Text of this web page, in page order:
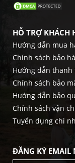
HỖ TRỢ KHÁCH
Hướng dẫn mua
Chính sách bảo
Hướng dẫn thanh
Chính sách bảo
Hướng dẫn bảo
Chính sách vận
Tuyển dụng chi
ĐĂNG KÝ EMAIL